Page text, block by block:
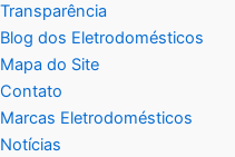
Transparência
Blog dos Eletrodomésticos
Mapa do Site
Contato
Marcas Eletrodomésticos
Notícias